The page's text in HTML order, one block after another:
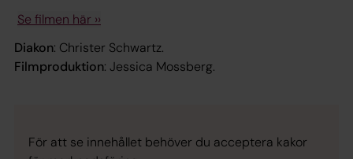
Se filmen här ››
Diakon: Christer Schwartz.
Filmproduktion: Jessica Mossberg.
För att se innehållet behöver du acceptera kakor